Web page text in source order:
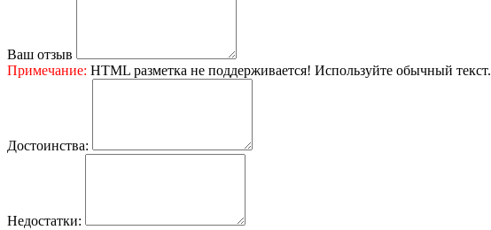
Ваш отзыв
Примечание: HTML разметка не поддерживается! Используйте обычный текст.
Достоинства:
Недостатки: